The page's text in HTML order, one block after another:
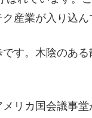
産業が入り込
す。木陰のある
リカ国会議事